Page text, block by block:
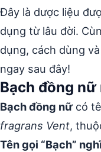
Đây là dược liệu
dụng từ lâu đời.
dụng, cách dùng
ngay sau đây!
Bạch đồng nữ
Bạch đồng nữ có
fragrans Vent,
Tên gọi “Bạch”